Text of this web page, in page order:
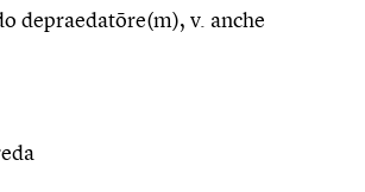
depraedatōre(m), v. anche